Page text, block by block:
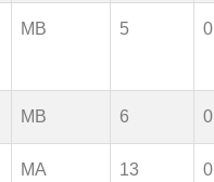
MB 5
MB 6
MA 13